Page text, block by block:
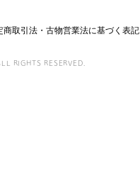
商取引法・古物営業法に基づく表記
RIGHTS RESERVED.